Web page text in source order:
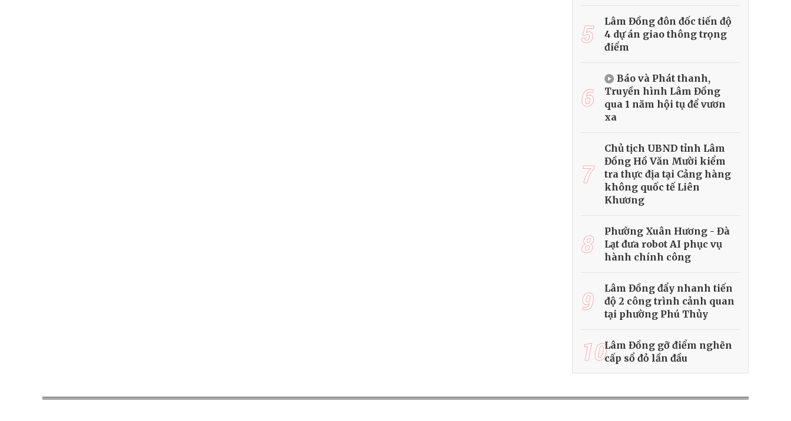
5
Lâm Đồng đôn đốc tiến độ
4 dự án giao thông trọng
điểm
6
Báo và Phát thanh,
Truyền hình Lâm Đồng
qua 1 năm hội tụ để vươn
xa
7
Chủ tịch UBND tỉnh Lâm
Đồng Hồ Văn Mười kiểm
tra thực địa tại Cảng hàng
không quốc tế Liên
Khương
8
Phường Xuân Hương - Đà
Lạt đưa robot AI phục vụ
hành chính công
9
Lâm Đồng đẩy nhanh tiến
độ 2 công trình cảnh quan
tại phường Phú Thủy
10Lâm Đồng gỡ điểm nghẽn
cấp sổ đỏ lần đầu